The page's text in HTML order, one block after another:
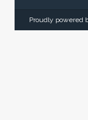
Proudly powered